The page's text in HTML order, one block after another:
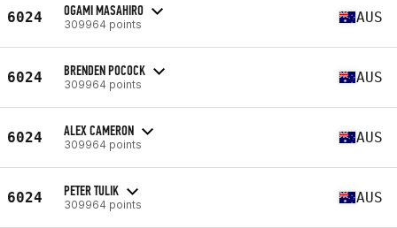
6024 OGAMI MASAHIRO
309964 points AUS
6024 BRENDEN POCOCK
309964 points AUS
6024 ALEX CAMERON
309964 points AUS
6024 PETER TULIK
309964 points AUS